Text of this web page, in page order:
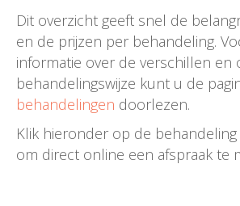
Dit overzicht geeft snel de
en de prijzen per behandeling.
informatie over de verschillen en
behandelingswijze kunt u de
behandelingen doorlezen.
Klik hieronder op de
om direct online een afspraak te